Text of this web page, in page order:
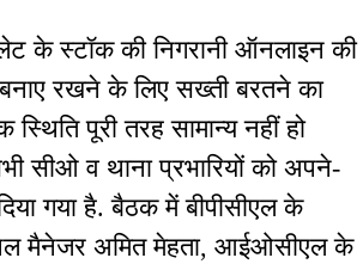
के स्टॉक की निगरानी ऑनलाइन की
बनाए रखने के लिए सख्ती बरतने का
पूरी तरह सामान्य नहीं हो
सीओ व थाना प्रभारियों को अपने-
गया है. बैठक में बीपीसीएल के
मैनेजर अमित मेहता, आईओसीएल के